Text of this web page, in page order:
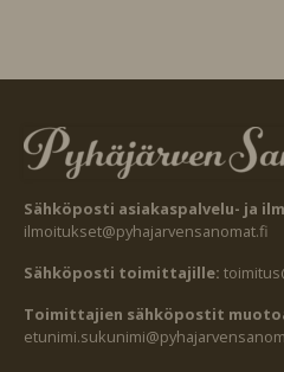
Sähköposti asiakaspalvelu- ja
ilmoitukset@pyhajarvensanomat.fi
Sähköposti toimittajille:
Toimittajien sähköpostit